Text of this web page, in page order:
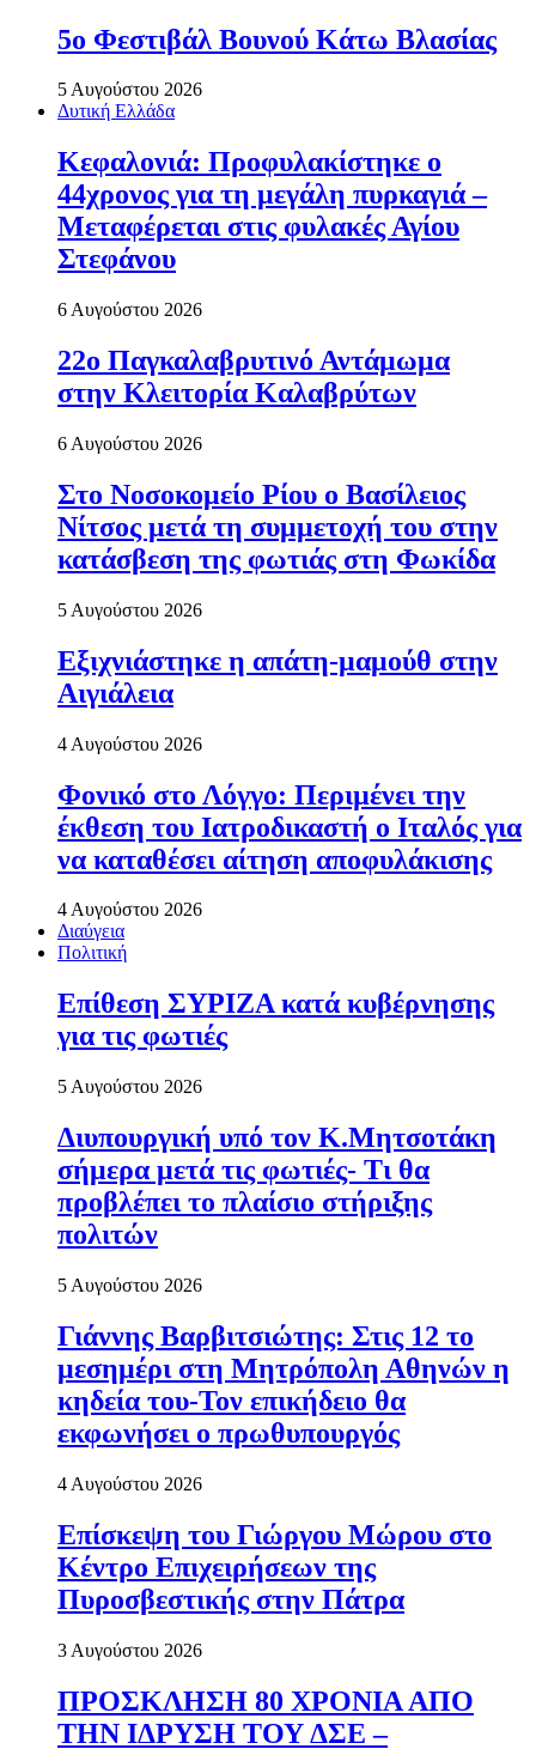
5ο Φεστιβάλ Βουνού Κάτω Βλασίας
5 Αυγούστου 2026
Δυτική Ελλάδα
Κεφαλονιά: Προφυλακίστηκε ο
44χρονος για τη μεγάλη πυρκαγιά –
Μεταφέρεται στις φυλακές Αγίου
Στεφάνου
6 Αυγούστου 2026
22ο Παγκαλαβρυτινό Αντάμωμα
στην Κλειτορία Καλαβρύτων
6 Αυγούστου 2026
Στο Νοσοκομείο Ρίου ο Βασίλειος
Νίτσος μετά τη συμμετοχή του στην
κατάσβεση της φωτιάς στη Φωκίδα
5 Αυγούστου 2026
Εξιχνιάστηκε η απάτη-μαμούθ στην
Αιγιάλεια
4 Αυγούστου 2026
Φονικό στο Λόγγο: Περιµένει την
έκθεση του Ιατροδικαστή ο Ιταλός για
να καταθέσει αίτηση αποφυλάκισης
4 Αυγούστου 2026
Διαύγεια
Πολιτική
Επίθεση ΣΥΡΙΖΑ κατά κυβέρνησης
για τις φωτιές
5 Αυγούστου 2026
Διυπουργική υπό τον Κ.Μητσοτάκη
σήμερα μετά τις φωτιές- Τι θα
προβλέπει το πλαίσιο στήριξης
πολιτών
5 Αυγούστου 2026
Γιάννης Βαρβιτσιώτης: Στις 12 το
μεσημέρι στη Μητρόπολη Αθηνών η
κηδεία του-Τον επικήδειο θα
εκφωνήσει ο πρωθυπουργός
4 Αυγούστου 2026
Επίσκεψη του Γιώργου Μώρου στο
Κέντρο Επιχειρήσεων της
Πυροσβεστικής στην Πάτρα
3 Αυγούστου 2026
ΠΡΟΣΚΛΗΣΗ 80 ΧΡΟΝΙΑ ΑΠΟ
ΤΗΝ ΙΔΡΥΣΗ ΤΟΥ ΔΣΕ –